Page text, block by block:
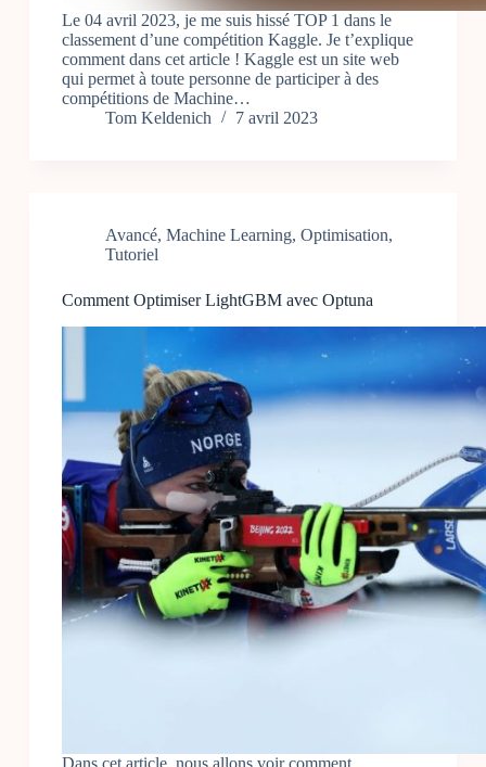
Le 04 avril 2023, je me suis hissé TOP 1 dans le
classement d’une compétition Kaggle. Je t’explique
comment dans cet article ! Kaggle est un site web
qui permet à toute personne de participer à des
compétitions de Machine…
Tom Keldenich
7 avril 2023
Avancé, Machine Learning, Optimisation,
Tutoriel
Comment Optimiser LightGBM avec Optuna